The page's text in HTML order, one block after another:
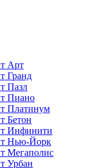
Арт
Гранд
Пазл
Пиано
Платинум
Бетон
Инфинити
Нью-Йорк
Мегаполис
Урбан